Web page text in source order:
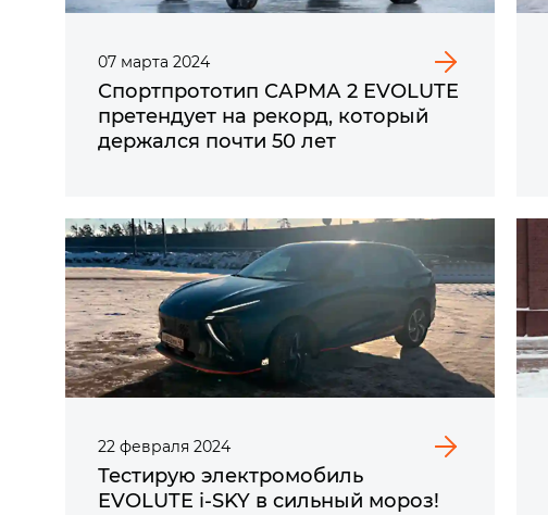
07 марта 2024
Спортпрототип САРМА 2 EVOLUTE
претендует на рекорд, который
держался почти 50 лет
22 февраля 2024
Тестирую электромобиль
EVOLUTE i‑SKY в сильный мороз!